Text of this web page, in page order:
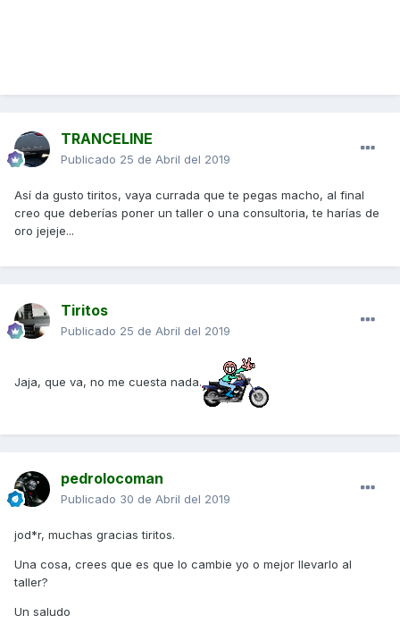
TRANCELINE
Publicado 25 de Abril del 2019
Así da gusto tiritos, vaya currada que te pegas macho, al final
creo que deberías poner un taller o una consultoria, te harías de
oro jejeje...
Tiritos
Publicado 25 de Abril del 2019
Jaja, que va, no me cuesta nada.
pedrolocoman
Publicado 30 de Abril del 2019
jod*r, muchas gracias tiritos.
Una cosa, crees que es que lo cambie yo o mejor llevarlo al
taller?
Un saludo